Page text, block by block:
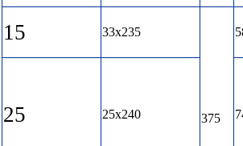
15 33x235
375
25 25x240